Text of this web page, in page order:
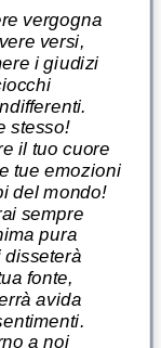
vergogna
versi,
i giudizi
stesso!
il tuo cuore
tue emozioni
del mondo!
sempre
pura
disseterà
fonte,
avida
a noi